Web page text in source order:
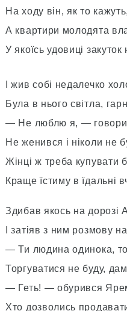
На ходу він, як то
А квартири молодята
У якоїсь удовиці
І жив собі недалечко
Була в нього світла,
— Не люблю я, —
Не женився і ніколи не
Жінці ж треба купувати
Краще їстиму в їдальні
Здибав якось на
І затіяв з ним розмову
— Ти людина одинока,
Торгуватися не буду,
— Геть! — обурився
Хто дозволись